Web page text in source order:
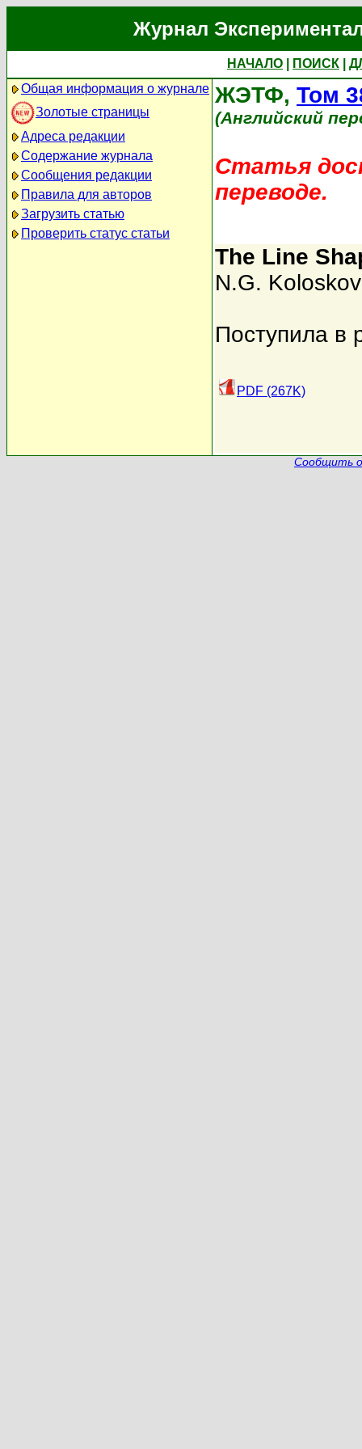
Журнал
НАЧАЛО ПОИСК
Общая информация о журнале
Золотые страницы
Адреса редакции
Содержание журнала
Сообщения редакции
Правила для авторов
Загрузить статью
Проверить статус статьи
ЖЭТФ, Том
(Английский
Статья
переводе.
The Line
N.G.
Поступила в
PDF (267K)
Сообщить о